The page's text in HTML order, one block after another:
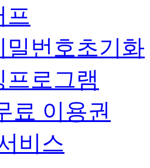
프
밀번호초기화
프로그램
료 이용권
비스